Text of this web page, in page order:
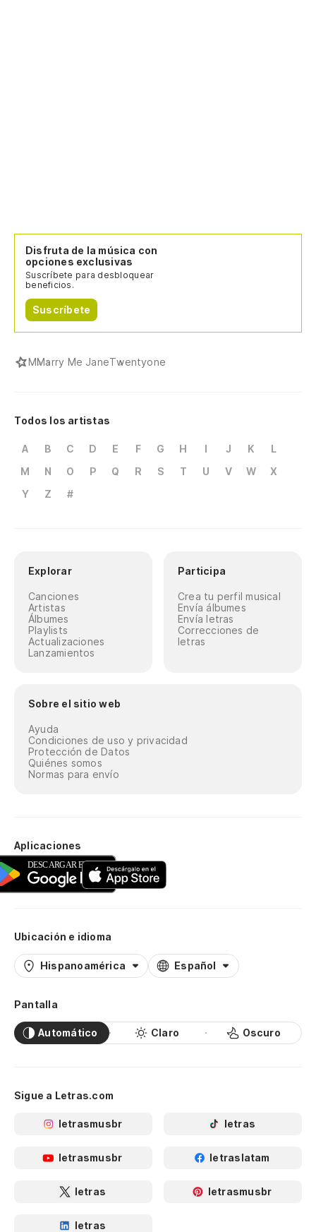
Disfruta de la música con
opciones exclusivas
Suscríbete para desbloquear
beneficios.
Suscríbete
MMarry Me JaneTwentyone
Todos los artistas
A B C D E F G H I J K
L
M
N O P Q R S T U V W
X
Y
Z #
Explorar
Canciones
Artistas
Álbumes
Playlists
Actualizaciones
Lanzamientos
Participa
Crea tu perfil musical
Envía álbumes
Envía letras
Correcciones de
letras
Sobre el sitio web
Ayuda
Condiciones de uso y privacidad
Protección de Datos
Quiénes somos
Normas para envío
Aplicaciones
Ubicación e idioma
Hispanoamérica Español
Pantalla
Automático Claro Oscuro
Sigue a Letras.com
letrasmusbr letras
letrasmusbr letraslatam
letras letrasmusbr
letras